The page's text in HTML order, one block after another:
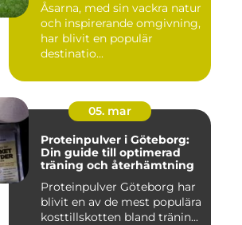
Åsarna, med sin vackra natur
och inspirerande omgivning,
har blivit en populär
destinatio...
05. mar
Proteinpulver i Göteborg:
Din guide till optimerad
träning och återhämtning
Proteinpulver Göteborg har
blivit en av de mest populära
kosttillskotten bland tränin...